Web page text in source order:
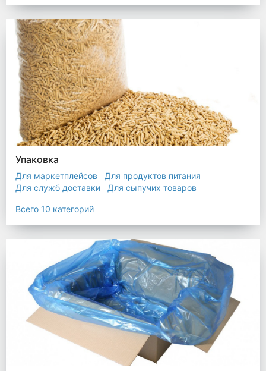
Упаковка
Для маркетплейсов
Для продуктов питания
Для служб доставки
Для сыпучих товаров
Промышленная упаковка
Прочая полиэтиленовая упаковка
Всего 10 категорий